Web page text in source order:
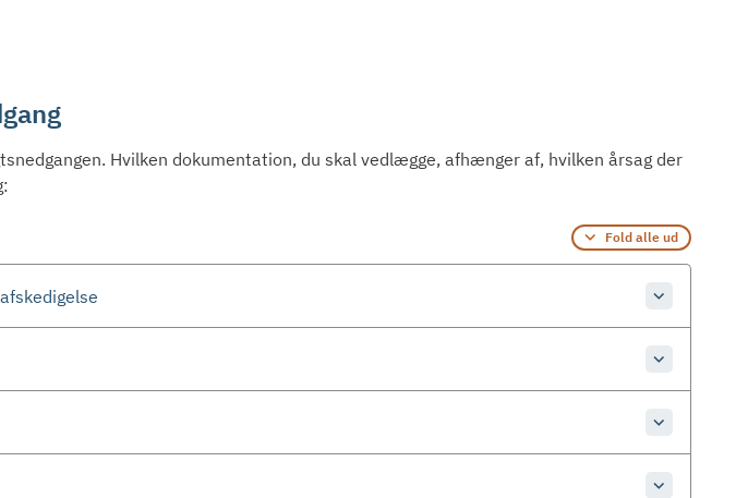
Hvilken dokumentation, du skal vedlægge, afhænger af, hvilken årsag der
Fold alle ud